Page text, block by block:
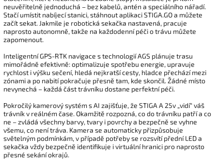
neuvěřitelně jednoduchá – bez kabelů, antén a speciálního nářadí.
Stačí umístit nabíjecí stanici, stáhnout aplikaci STIGA.GO a můžete
začít sekat. Jakmile je robotická sekačka nastavená, pracuje
naprosto autonomně, takže na každodenní péči o trávu můžete
zapomenout.
Inteligentní GPS-RTK navigace s technologií AGS plánuje trasu
mimořádně efektivně: optimalizuje spotřebu energie, upravuje
rychlost i výšku sečení, hledá nejkratší cesty, hladce přechází mezi
zónami a po nabití pokračuje přesně tam, kde skončil. Žádné místo
nevynechá – každá část trávníku dostane perfektní péči.
Pokročilý kamerový systém s AI zajišťuje, že STIGA A 25v „vidí“ váš
trávník v reálném čase. Okamžitě rozpozná, co do trávníku patří a co
ne – zvládá všechny barvy, tvary i povrchy a bezpečně se vyhne
všemu, co není tráva. Kamera se automaticky přizpůsobuje
světelným podmínkám, v případě potřeby se rozsvítí přední LED a
sekačka vždy bezpečně identifikuje i virtuální hranici pro naprosto
přesné sekání okrajů.